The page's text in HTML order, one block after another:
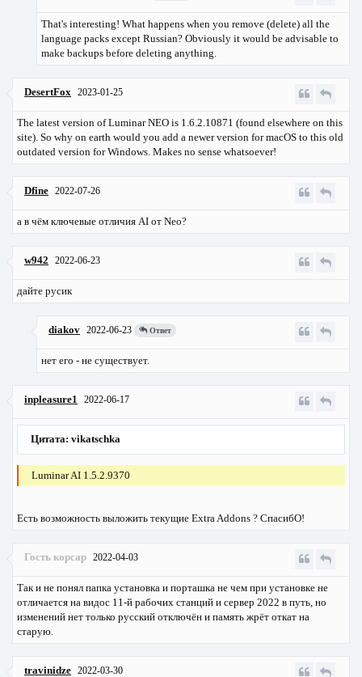
That's interesting! What happens when you remove (delete) all the
language packs except Russian? Obviously it would be advisable to
make backups before deleting anything.
DesertFox 2023-01-25
The latest version of Luminar NEO is 1.6.2.10871 (found elsewhere on this
site). So why on earth would you add a newer version for macOS to this old
outdated version for Windows. Makes no sense whatsoever!
Dfine 2022-07-26
а в чём ключевые отличия AI от Neo?
w942 2022-06-23
дайте русик
diakov 2022-06-23 Ответ
нет его - не существует.
inpleasure1 2022-06-17
Цитата: vikatschka
Luminar AI 1.5.2.9370
Есть возможность выложить текущие Extra Addons ? СпасибО!
Гость корсар 2022-04-03
Так и не понял папка установка и порташка не чем при установке не
отличается на видос 11-й рабочих станций и сервер 2022 в путь, но
изменений нет только русский отключён и память жрёт откат на
старую.
travinidze 2022-03-30